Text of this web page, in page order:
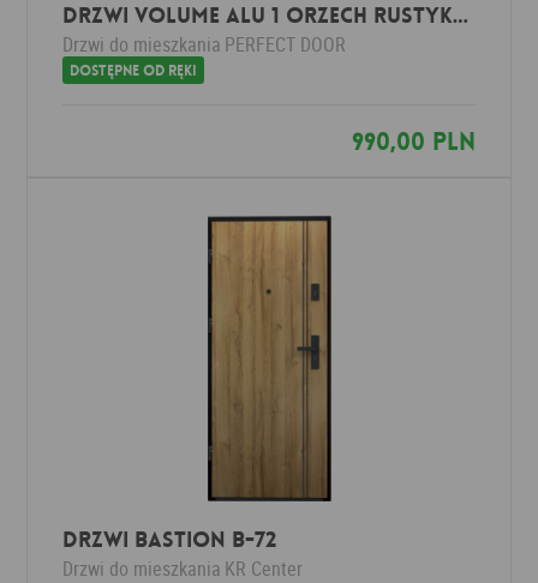
Drzwi VOLUME ALU 1 Orzech Rustykalny
Drzwi do mieszkania PERFECT DOOR
Dostępne od ręki
990,00 PLN
Drzwi Bastion B-72
Drzwi do mieszkania KR Center